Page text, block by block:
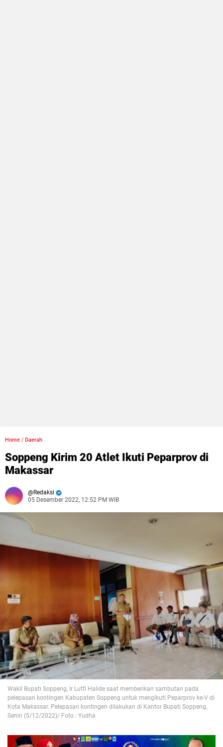
Home / Daerah
Soppeng Kirim 20 Atlet Ikuti Peparprov di
Makassar
Redaksi
05 Desember 2022, 12:52 PM WIB
Wakil Bupati Soppeng, Ir Lutfi Halide saat memberikan sambutan pada
pelepasan kontingen Kabupaten Soppeng untuk mengikuti Peparprov ke-V di
Kota Makassar. Pelepasan kontingen dilakukan di Kantor Bupati Soppeng,
Senin (5/12/2022)/ Foto : Yudha